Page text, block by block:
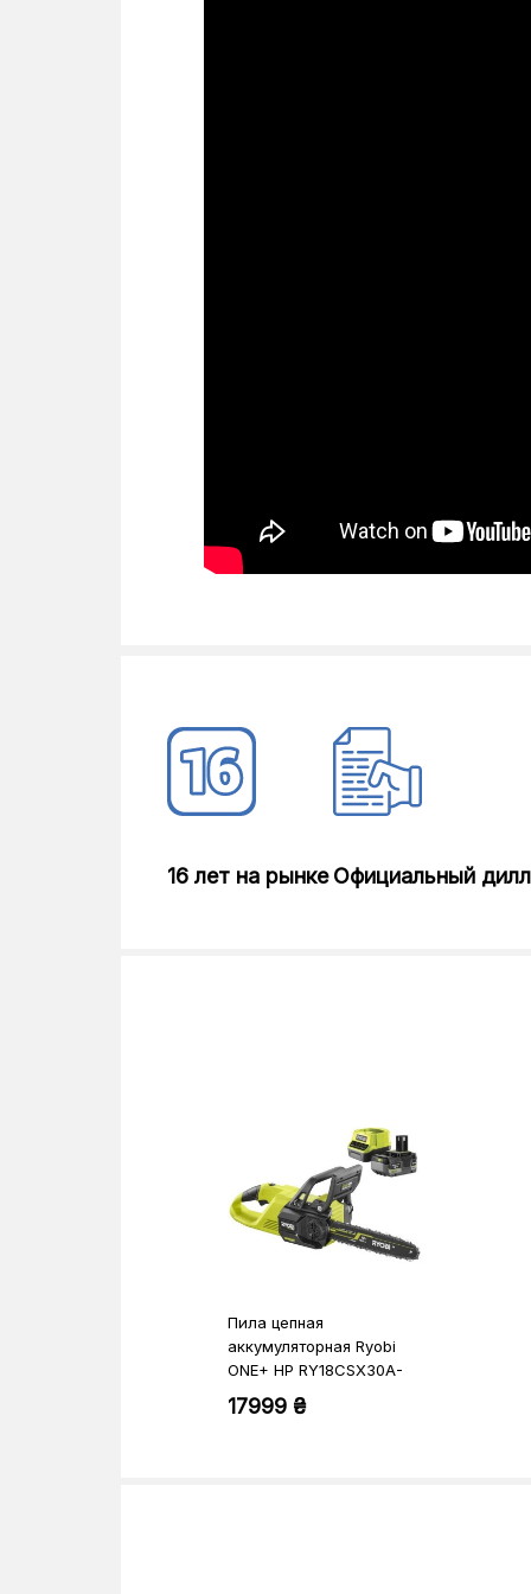
16 лет на рынке Официальный
Пила цепная
аккумуляторная Ryobi
ONE+ HP RY18CSX30A-
150
17999 ₴